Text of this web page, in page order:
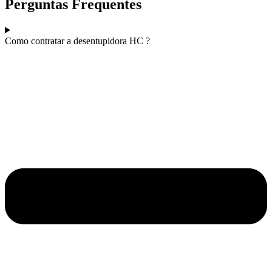
Perguntas Frequentes
Como contratar a desentupidora HC ?